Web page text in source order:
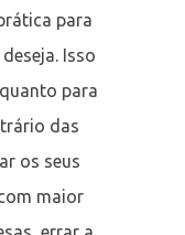
para
Isso
para
das
os seus
maior